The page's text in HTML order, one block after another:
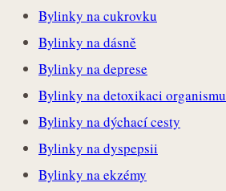
Bylinky na cukrovku
Bylinky na dásně
Bylinky na deprese
Bylinky na detoxikaci organismu
Bylinky na dýchací cesty
Bylinky na dyspepsii
Bylinky na ekzémy